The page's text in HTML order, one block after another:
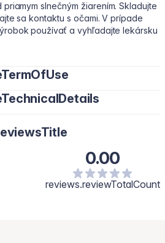
slnečným žiarením. Skladujte
sa kontaktu s očami. V prípade
používať a vyhľadajte lekársku
0.00
reviews.reviewTotalCount